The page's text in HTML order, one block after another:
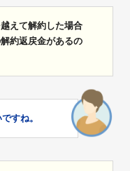
えて解約した場合
約返戻金があるの
すね。